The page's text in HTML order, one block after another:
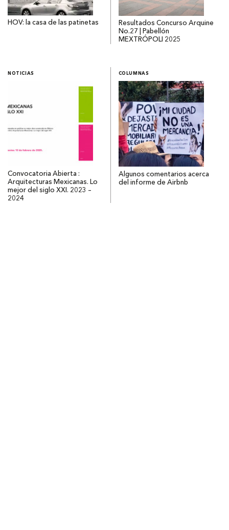
HOV: la casa de las patinetas
Resultados Concurso Arquine
No.27 | Pabellón
MEXTRÓPOLI 2025
NOTICIAS
Convocatoria Abierta :
Arquitecturas Mexicanas. Lo
mejor del siglo XXI. 2023 –
2024
COLUMNAS
Algunos comentarios acerca
del informe de Airbnb